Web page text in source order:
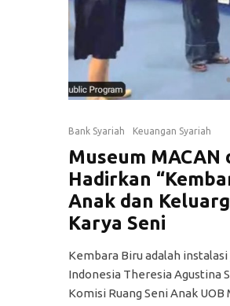
Bank Syariah Keuangan Syariah
Museum MACAN
Hadirkan
Anak dan
Karya Seni
Kembara Biru adalah
Indonesia Theresia Agustina
Komisi Ruang Seni Anak UOB